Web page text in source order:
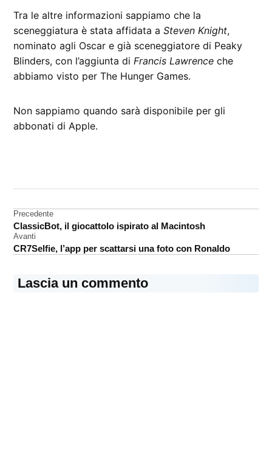
Tra le altre informazioni sappiamo che la
sceneggiatura è stata affidata aSteven Knight,
nominato agli Oscar e già sceneggiatore di Peaky
Blinders, con l’aggiunta diFrancis Lawrence che
abbiamo visto per The Hunger Games.
Non sappiamo quando sarà disponibile per gli
abbonati di Apple.
Navigazione
articoli
Precedente
ClassicBot, il giocattolo ispirato al Macintosh
Avanti
CR7Selfie, l’app per scattarsi una foto con Ronaldo
Lascia un commento